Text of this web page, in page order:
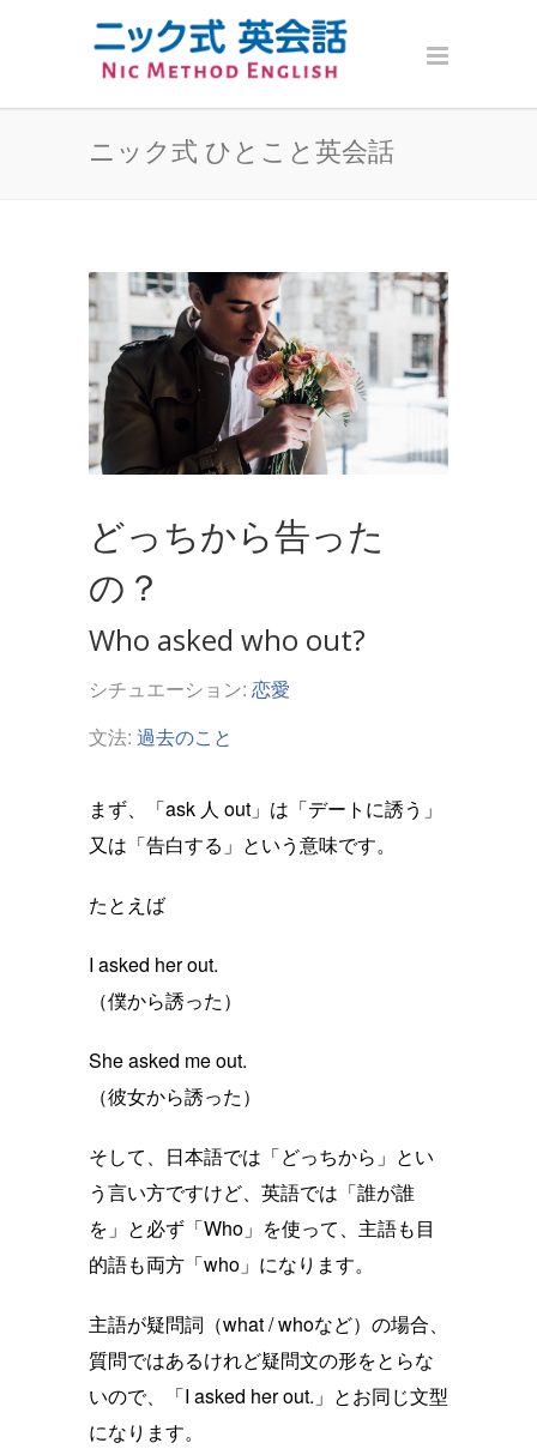
ニック式 ひとこと英会話
どっちから告った
の？
Who asked who out?
シチュエーション: 恋愛
文法: 過去のこと
まず、「ask 人 out」は「デートに誘う」
又は「告白する」という意味です。
たとえば
I asked her out.
（僕から誘った）
She asked me out.
（彼女から誘った）
そして、日本語では「どっちから」とい
う言い方ですけど、英語では「誰が誰
を」と必ず「Who」を使って、主語も目
的語も両方「who」になります。
主語が疑問詞（what / whoなど）の場合、
質問ではあるけれど疑問文の形をとらな
いので、「I asked her out.」とお同じ文型
になります。